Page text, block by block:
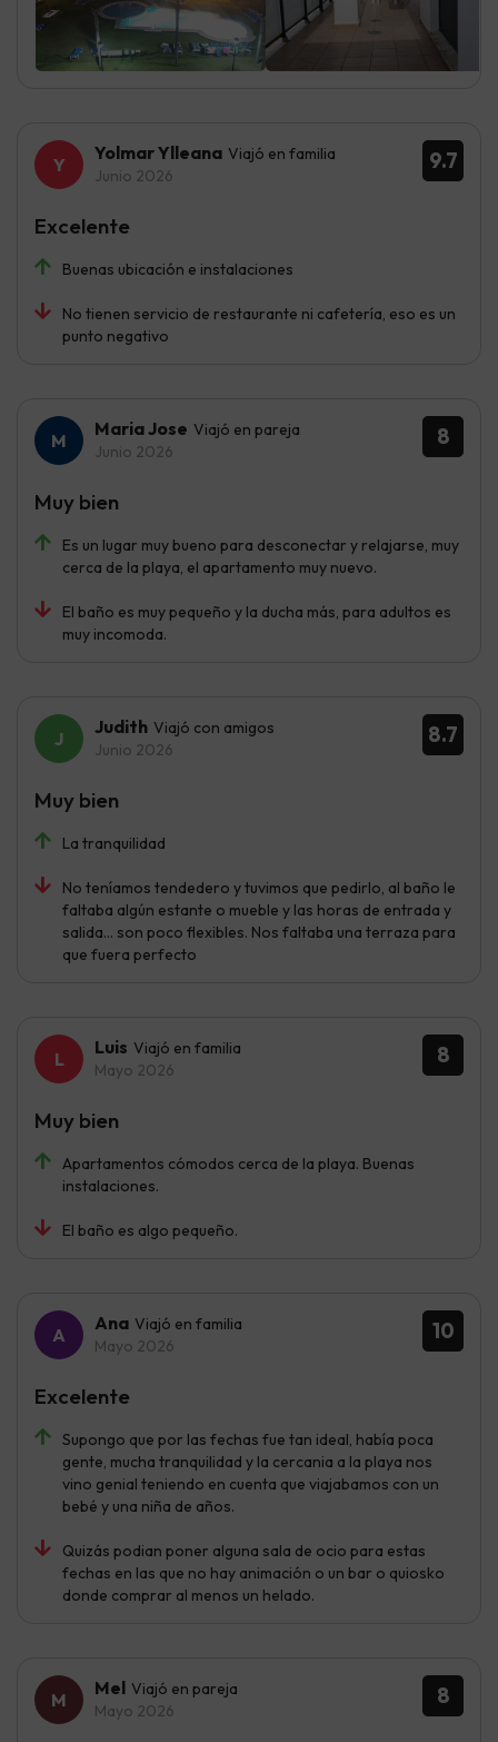
9.7
Yolmar Ylleana Viajó en familia
Junio 2026
Buenas ubicación e instalaciones
No tienen servicio de restaurante ni cafetería, eso es un
punto negativo
Excelente
8
Maria Jose Viajó en pareja
Junio 2026
Es un lugar muy bueno para desconectar y relajarse, muy
cerca de la playa, el apartamento muy nuevo.
El baño es muy pequeño y la ducha más, para adultos es
muy incomoda.
Muy bien
8.7
Judith Viajó con amigos
Junio 2026
La tranquilidad
No teníamos tendedero y tuvimos que pedirlo, al baño le
faltaba algún estante o mueble y las horas de entrada y
salida… son poco flexibles. Nos faltaba una terraza para
que fuera perfecto
Muy bien
8
Luis Viajó en familia
Mayo 2026
Apartamentos cómodos cerca de la playa. Buenas
instalaciones.
El baño es algo pequeño.
Muy bien
10
Ana Viajó en familia
Mayo 2026
Supongo que por las fechas fue tan ideal, había poca
gente, mucha tranquilidad y la cercania a la playa nos
vino genial teniendo en cuenta que viajabamos con un
bebé y una niña de años.
Quizás podian poner alguna sala de ocio para estas
fechas en las que no hay animación o un bar o quiosko
donde comprar al menos un helado.
Excelente
8
Mel Viajó en pareja
Mayo 2026